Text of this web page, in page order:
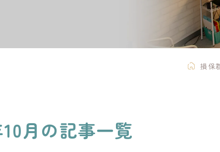
損保
10月の記事一覧